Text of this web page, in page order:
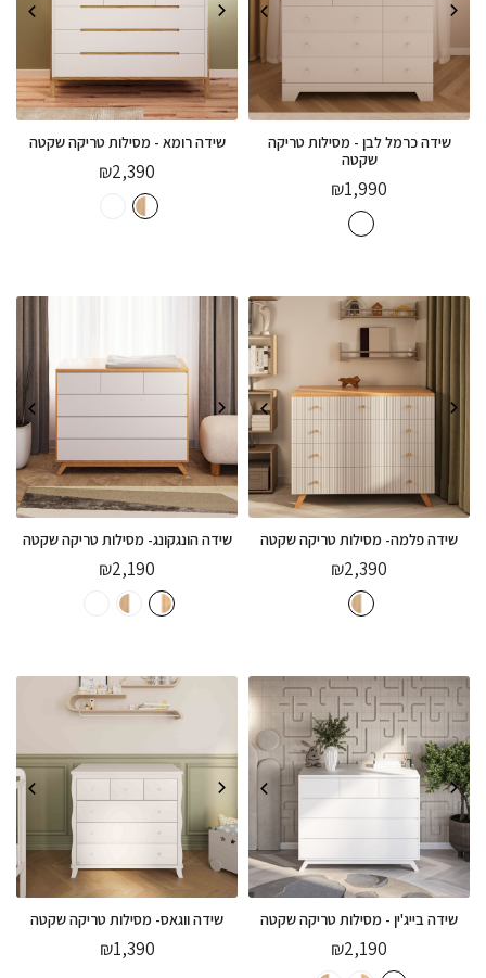
שידה כרמל לבן - מסילות טריקה
שקטה
₪1,990
שידה רומא - מסילות טריקה שקטה
₪2,390
שידה פלמה- מסילות טריקה שקטה
₪2,390
שידה הונגקונג- מסילות טריקה שקטה
₪2,190
שידה בייג'ין - מסילות טריקה שקטה
₪2,190
שידה ווגאס- מסילות טריקה שקטה
₪1,390